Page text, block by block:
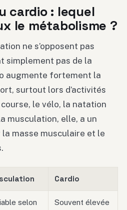
cardio : lequel
le métabolisme ?
ne s’opposent pas
simplement pas de la
augmente fortement la
surtout lors d’activités
le vélo, la natation
musculation, elle, a un
masse musculaire et le
Cardio
selon
Souvent élevée